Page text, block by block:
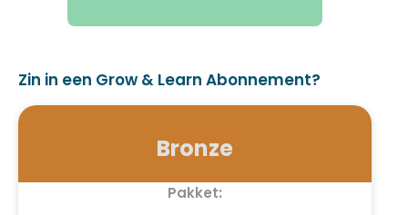
Zin in een Grow & Learn Abonnement?
Bronze
Pakket: